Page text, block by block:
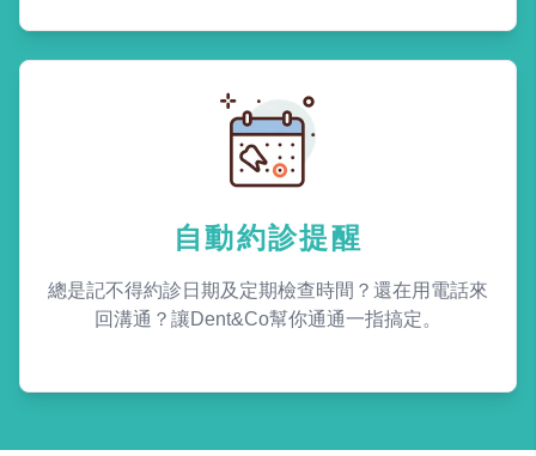
自動約診提醒
總是記不得約診日期及定期檢查時間？還在用電話來
回溝通？讓Dent&Co幫你通通一指搞定。